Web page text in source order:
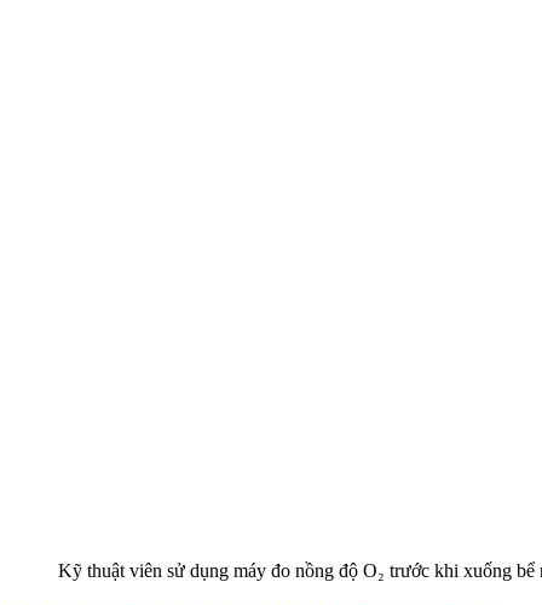
Kỹ thuật viên sử dụng máy đo nồng độ O₂ trước khi xuống bể